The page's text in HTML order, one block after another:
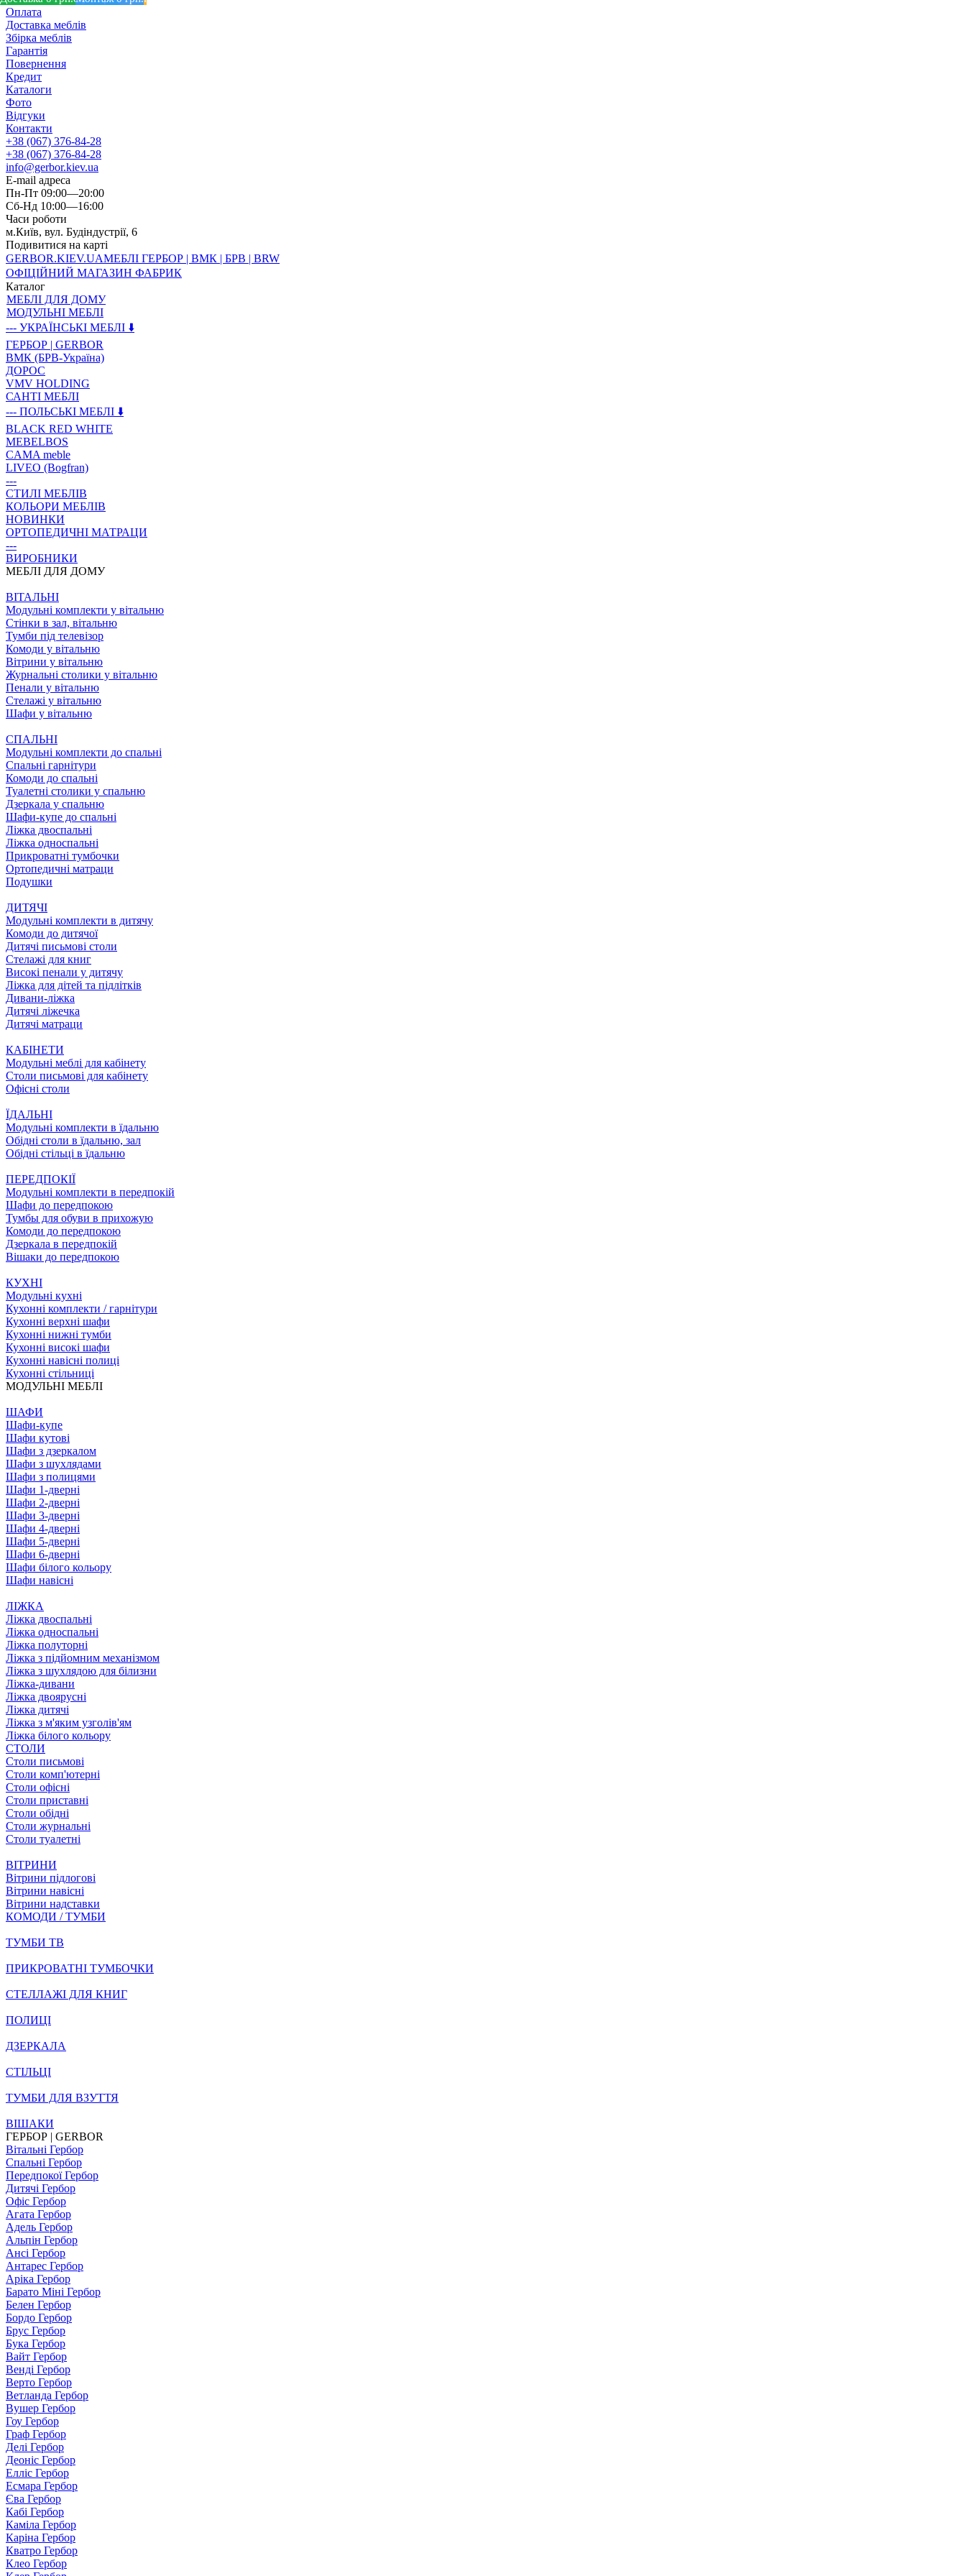
Оплата
Доставка меблів
Збірка меблів
Гарантія
Повернення
Кредит
Каталоги
Фото
Відгуки
Контакти
+38 (067) 376-84-28
+38 (067) 376-84-28
info@gerbor.kiev.ua
E-mail адреса
Пн-Пт 09:00—20:00
Сб-Нд 10:00—16:00
Часи роботи
м.Київ, вул. Будіндустрії, 6
Подивитися на карті
GERBOR.KIEV.UAМЕБЛI ГЕРБОР | ВМК | БРВ | BRW
ОФІЦІЙНИЙ МАГАЗИН ФАБРИК
Каталог
МЕБЛІ ДЛЯ ДОМУ
МОДУЛЬНІ МЕБЛІ
--- УКРАЇНСЬКІ МЕБЛІ ⬇️
ГЕРБОР | GERBOR
ВМК (БРВ-Україна)
ДОРОС
VMV HOLDING
САНТІ МЕБЛІ
--- ПОЛЬСЬКІ МЕБЛІ ⬇️
BLACK RED WHITE
MEBELBOS
CAMA meble
LIVEO (Bogfran)
---
СТИЛІ МЕБЛІВ
КОЛЬОРИ МЕБЛІВ
НОВИНКИ
ОРТОПЕДИЧНІ МАТРАЦИ
---
ВИРОБНИКИ
МЕБЛІ ДЛЯ ДОМУ
ВIТАЛЬНI
Модульні комплекти у вітальню
Стінки в зал, вітальню
Тумби під телевізор
Комоди у вітальню
Вітрини у вітальню
Журнальні столики у вітальню
Пенали у вітальню
Стелажі у вітальню
Шафи у вітальню
СПАЛЬНІ
Модульні комплекти до спальні
Спальні гарнітури
Комоди до спальні
Туалетні столики у спальню
Дзеркала у спальню
Шафи-купе до спальні
Ліжка двоспальні
Ліжка односпальні
Прикроватні тумбочки
Ортопедичні матраци
Подушки
ДИТЯЧІ
Модульні комплекти в дитячу
Комоди до дитячої
Дитячі письмові столи
Стелажі для книг
Високі пенали у дитячу
Ліжка для дітей та підлітків
Дивани-ліжка
Дитячі ліжечка
Дитячі матраци
КАБІНЕТИ
Модульні меблі для кабінету
Столи письмові для кабінету
Офісні столи
ЇДАЛЬНI
Модульні комплекти в їдальню
Обідні столи в їдальню, зал
Обідні стільці в їдальню
ПЕРЕДПОКІЇ
Модульні комплекти в передпокій
Шафи до передпокою
Тумбы для обуви в прихожую
Комоди до передпокою
Дзеркала в передпокій
Вішаки до передпокою
КУХНІ
Модульні кухні
Кухонні комплекти / гарнітури
Кухонні верхні шафи
Кухонні нижні тумби
Кухонні високі шафи
Кухонні навісні полиці
Кухонні стільниці
МОДУЛЬНІ МЕБЛІ
ШАФИ
Шафи-купе
Шафи кутові
Шафи з дзеркалом
Шафи з шухлядами
Шафи з полицями
Шафи 1-дверні
Шафи 2-дверні
Шафи 3-дверні
Шафи 4-дверні
Шафи 5-дверні
Шафи 6-дверні
Шафи білого кольору
Шафи навісні
ЛІЖКА
Ліжка двоспальні
Ліжка односпальні
Ліжка полуторні
Ліжка з підйомним механізмом
Ліжка з шухлядою для білизни
Ліжка-дивани
Ліжка двоярусні
Ліжка дитячі
Ліжка з м'яким узголів'ям
Ліжка білого кольору
СТОЛИ
Столи письмові
Столи комп'ютерні
Столи офісні
Столи приставні
Столи обідні
Столи журнальні
Столи туалетні
ВІТРИНИ
Вітрини підлогові
Вітрини навісні
Вітрини надставки
КОМОДИ / ТУМБИ
ТУМБИ ТВ
ПРИКРОВАТНІ ТУМБОЧКИ
СТЕЛЛАЖІ ДЛЯ КНИГ
ПОЛИЦІ
ДЗЕРКАЛА
СТІЛЬЦI
ТУМБИ ДЛЯ ВЗУТТЯ
ВІШАКИ
ГЕРБОР | GERBOR
Вітальні Гербор
Спальні Гербор
Передпокої Гербор
Дитячі Гербор
Офіс Гербор
Агата Гербор
Адель Гербор
Альпін Гербор
Ансі Гербор
Антарес Гербор
Аріка Гербор
Барато Міні Гербор
Белен Гербор
Бордо Гербор
Брус Гербор
Бука Гербор
Вайт Гербор
Венді Гербор
Верто Гербор
Ветланда Гербор
Вушер Гербор
Гоу Гербор
Граф Гербор
Делі Гербор
Деоніс Гербор
Елліс Гербор
Есмара Гербор
Єва Гербор
Кабі Гербор
Каміла Гербор
Каріна Гербор
Кватро Гербор
Клео Гербор